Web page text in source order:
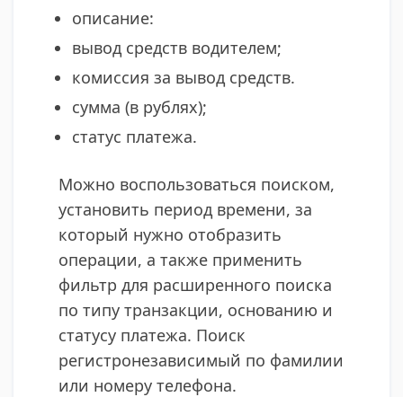
описание:
вывод средств водителем;
комиссия за вывод средств.
сумма (в рублях);
статус платежа.
Можно воспользоваться поиском,
установить период времени, за
который нужно отобразить
операции, а также применить
фильтр для расширенного поиска
по типу транзакции, основанию и
статусу платежа. Поиск
регистронезависимый по фамилии
или номеру телефона. ​